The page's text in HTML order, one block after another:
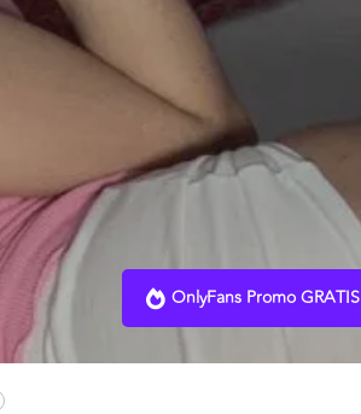
OnlyFans Promo GRATIS